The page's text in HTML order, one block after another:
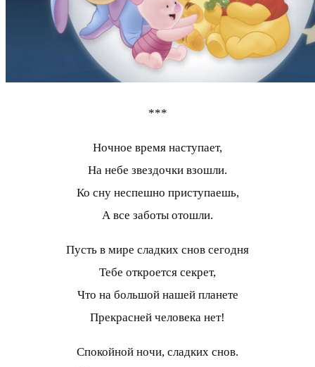
***
Ночное время наступает,
На небе звездочки взошли.
Ко сну неспешно приступаешь,
А все заботы отошли.
Пусть в мире сладких снов сегодня
Тебе откроется секрет,
Что на большой нашей планете
Прекрасней человека нет!
Спокойной ночи, сладких снов.